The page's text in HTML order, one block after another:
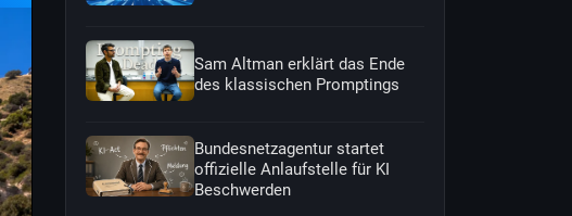
Sam Altman erklärt das Ende
des klassischen Promptings
Bundesnetzagentur startet
offizielle Anlaufstelle für KI
Beschwerden